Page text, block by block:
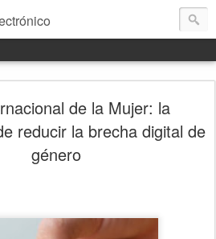
de la Mujer: la
reducir la brecha digital de
género